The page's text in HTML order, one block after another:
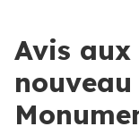
Avis